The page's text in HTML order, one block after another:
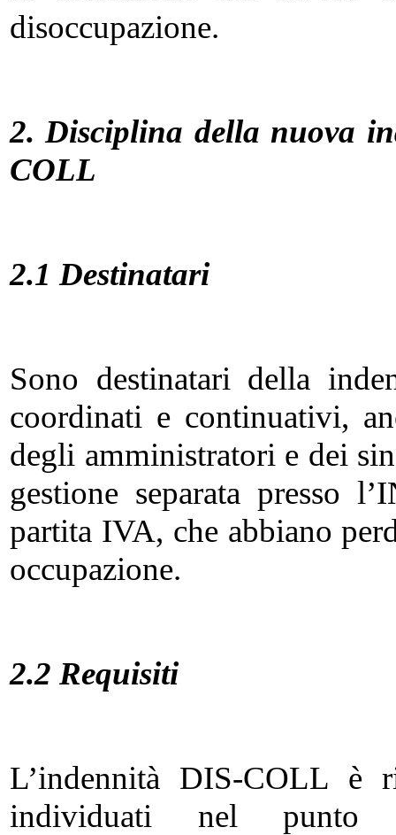
disoccupazione.
2. Disciplina della nuova
COLL
2.1 Destinatari
Sono destinatari della
coordinati e continuativi,
degli amministratori e dei
gestione separata presso
partita IVA, che abbiano
occupazione.
2.2 Requisiti
L’indennità DIS-COLL è
individuati nel punto